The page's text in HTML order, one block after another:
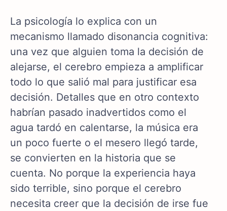
La psicología lo explica con un
mecanismo llamado disonancia cognitiva:
una vez que alguien toma la decisión de
alejarse, el cerebro empieza a amplificar
todo lo que salió mal para justificar esa
decisión. Detalles que en otro contexto
habrían pasado inadvertidos como el
agua tardó en calentarse, la música era
un poco fuerte o el mesero llegó tarde,
se convierten en la historia que se
cuenta. No porque la experiencia haya
sido terrible, sino porque el cerebro
necesita creer que la decisión de irse fue